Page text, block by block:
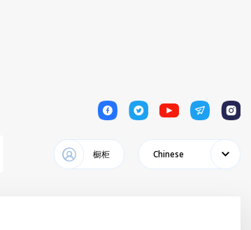
1 1 1 1 1
橱柜 Chinese